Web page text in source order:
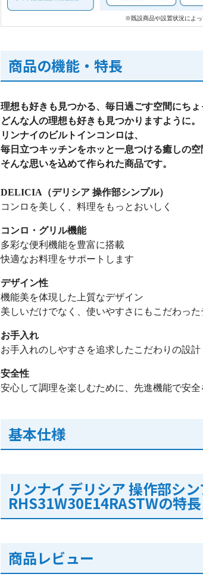
※既設商品や設置状況によっ
商品の機能・特長
理想も好きも見つかる、毎日過ごす空間にちょ
どんな人の理想も好きも見つかりますように。
リンナイのビルトインコンロは、
毎日立つキッチンをホッと一息つける癒しの空
そんな思いを込めて作られた商品です。
DELICIA（デリシア 操作部シンプル）
コンロを美しく、料理をもっとおいしく
コンロ・グリル機能
多彩な便利機能を豊富に搭載
快適なお料理をサポートします
デザイン性
機能美を体現した上質なデザイン
美しいだけでなく、使いやすさにもこだわっ
お手入れ
お手入れのしやすさを追求したこだわりの設計
安全性
安心して調理を楽しむために、先進機能で安
基本仕様
リンナイ デリシア 操作部シ
RHS31W30E14RASTWの特長
商品レビュー